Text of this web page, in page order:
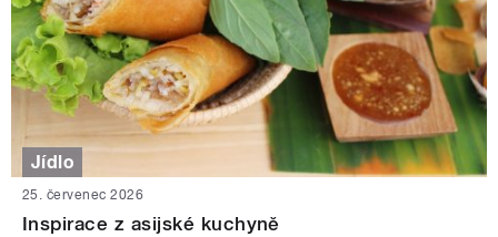
Jídlo
25. červenec 2026
Inspirace z asijské kuchyně